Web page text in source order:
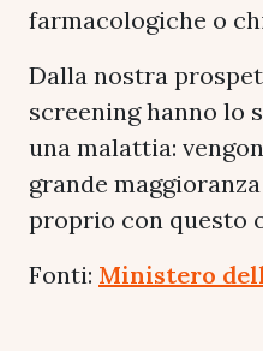
farmacologiche o
Dalla nostra
screening hanno lo
una malattia:
grande
proprio con questo
Fonti: Ministero